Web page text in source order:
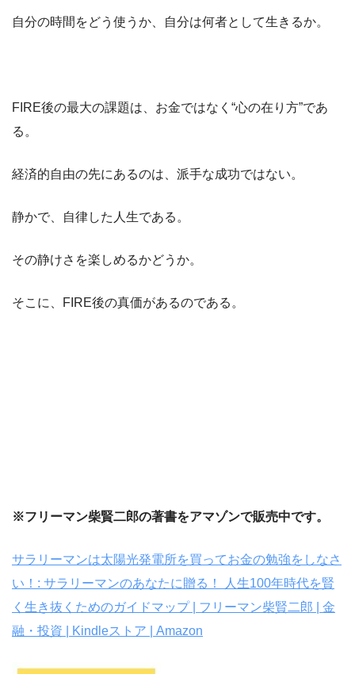
自分の時間をどう使うか、自分は何者として生きるか。
FIRE後の最大の課題は、お金ではなく“心の在り方”であ
る。
経済的自由の先にあるのは、派手な成功ではない。
静かで、自律した人生である。
その静けさを楽しめるかどうか。
そこに、FIRE後の真価があるのである。
※フリーマン柴賢二郎の著書をアマゾンで販売中です。
サラリーマンは太陽光発電所を買ってお金の勉強をしなさ
い！: サラリーマンのあなたに贈る！ 人生100年時代を賢
く生き抜くためのガイドマップ | フリーマン柴賢二郎 | 金
融・投資 | Kindleストア | Amazon